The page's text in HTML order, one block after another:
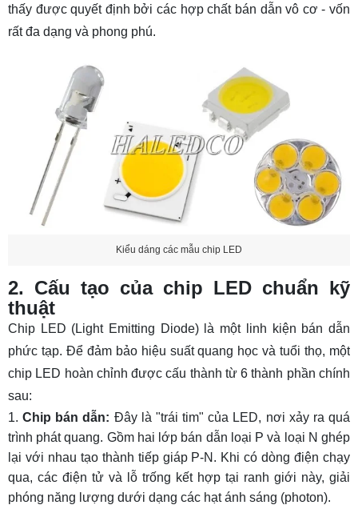
4.5 Chip LED Nichia
4.7 Chip LED Luxeon
4.8 Chip LED Epistar
4.9 Chip LED Edison
4.10 Chip LED LG Innote
5. Chip LED tốt nhất hiện nay là chip nào?
6. Ứng dụng của chip LED trong đời sống
6.1 Làm đèn chiếu sáng dân dụng
6.2 Sử dụng chip LED trong giao thông
6.3 Chip LED trong công nghiệp
6.4 Chip LED trong lĩnh vực nông nghiệp
6.5 Chiếu sáng ngoài trời
6.7 Quảng cáo và giải trí
7. Giải đáp thắc mắc thường gặp
Câu 1: Chip LED đèn pin nên chọn SMD, COB
hay loại chuyên dụng XHP?
thấy được quyết định bởi các hợp chất bán dẫn vô cơ - vốn
rất đa dạng và phong phú.
Kiểu dáng các mẫu chip LED
2. Cấu tạo của chip LED chuẩn kỹ
thuật
Chip LED (Light Emitting Diode) là một linh kiện bán dẫn
phức tạp. Để đảm bảo hiệu suất quang học và tuổi thọ, một
chip LED hoàn chỉnh được cấu thành từ 6 thành phần chính
sau:
Chip bán dẫn: Đây là "trái tim" của LED, nơi xảy ra quá
trình phát quang. Gồm hai lớp bán dẫn loại P và loại N ghép
lại với nhau tạo thành tiếp giáp P-N. Khi có dòng điện chạy
qua, các điện tử và lỗ trống kết hợp tại ranh giới này, giải
phóng năng lượng dưới dạng các hạt ánh sáng (photon).